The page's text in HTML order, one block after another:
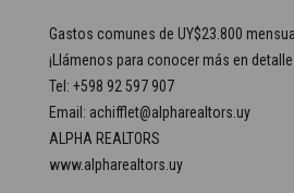
Gastos comunes de UY$23.800 mensual.
¡Llámenos para conocer más en
Tel: +598 92 597 907
Email: achifflet@alpharealtors.uy
ALPHA REALTORS
www.alpharealtors.uy